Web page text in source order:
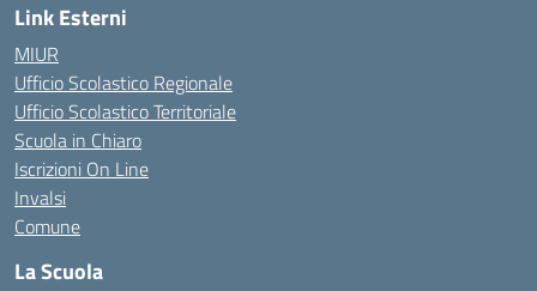
Link Esterni
MIUR
Ufficio Scolastico Regionale
Ufficio Scolastico Territoriale
Scuola in Chiaro
Iscrizioni On Line
Invalsi
Comune
La Scuola